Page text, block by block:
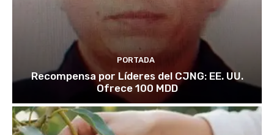
PORTADA
Recompensa por Líderes del CJNG: EE. UU.
Ofrece 100 MDD